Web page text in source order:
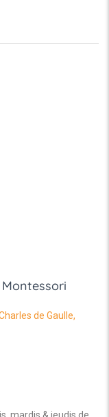
de Gaulle,